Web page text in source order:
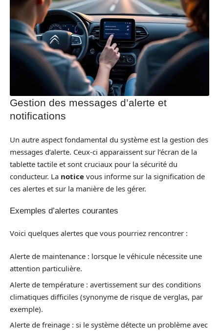
Gestion des messages d’alerte et
notifications
Un autre aspect fondamental du système est la gestion des
messages d’alerte. Ceux-ci apparaissent sur l’écran de la
tablette tactile et sont cruciaux pour la sécurité du
conducteur. La notice vous informe sur la signification de
ces alertes et sur la manière de les gérer.
Exemples d’alertes courantes
Voici quelques alertes que vous pourriez rencontrer :
Alerte de maintenance : lorsque le véhicule nécessite une
attention particulière.
Alerte de température : avertissement sur des conditions
climatiques difficiles (synonyme de risque de verglas, par
exemple).
Alerte de freinage : si le système détecte un problème avec